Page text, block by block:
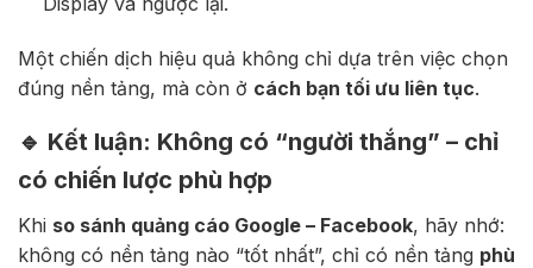
Một chiến dịch hiệu quả không chỉ dựa trên việc chọn
đúng nền tảng, mà còn ở cách bạn tối ưu liên tục.
🔹 Kết luận: Không có “người thắng” – chỉ
có chiến lược phù hợp
Khi so sánh quảng cáo Google – Facebook, hãy nhớ:
không có nền tảng nào “tốt nhất”, chỉ có nền tảng phù